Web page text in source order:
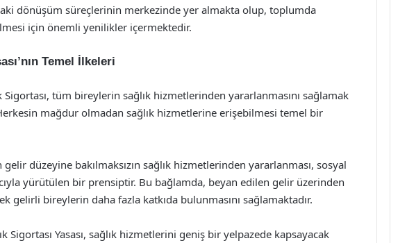
dönüşüm süreçlerinin merkezinde yer almakta olup, toplumda
için önemli yenilikler içermektedir.
Temel İlkeleri
Sigortası, tüm bireylerin sağlık hizmetlerinden yararlanmasını sağlamak
mağdur olmadan sağlık hizmetlerine erişebilmesi temel bir
düzeyine bakılmaksızın sağlık hizmetlerinden yararlanması, sosyal
yürütülen bir prensiptir. Bu bağlamda, beyan edilen gelir üzerinden
gelirli bireylerin daha fazla katkıda bulunmasını sağlamaktadır.
Sigortası Yasası, sağlık hizmetlerini geniş bir yelpazede kapsayacak